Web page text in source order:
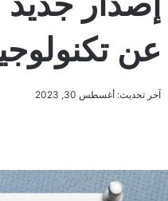
عن
آخر تحديث: أغسطس 30, 2023